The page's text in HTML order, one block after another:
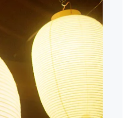
開発 フード・飲食
アニメ・漫画
ビューティ